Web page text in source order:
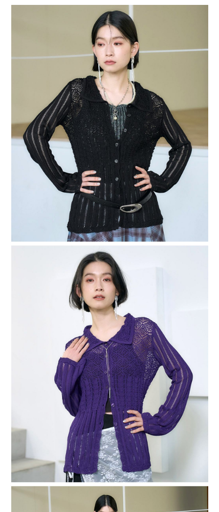
1.分期款項不併入電信帳單，「大哥付你分期」於每月結算日後寄送繳費提
2.透過簡訊連結打開帳單後，可選擇「超商條碼／台灣大直營門市／銀行轉
帳／街口支付／iPASS MONEY」等通路繳費。
1.本服務係由「台灣大哥大股份有限公司」（以下簡稱本公司）所提供，讓
用戶於交易時，得透過本服務購買商品或服務，並由商店將買賣／分期付款
買賣價金債權讓與本公司後，依約使用本公司帳單繳交帳款。
2.基於同意付款使用「大哥付你分期」之契約關係目的，商店將以您的個人
資料（包含姓名、電話或地址）提供予台灣大哥大進項蒐集、處理及利用，
由本公司與您本人進行分期帳單所需資料之確認、核對及更正。
3.完整用戶服務條款，請詳閱以下連結：https://oppay.tw/userRule
３．安心：先確認商品／服務後，再付款。
【「AFTEE先享後付」結帳流程】
１．於結帳方式選擇「AFTEE先享後付」後，將跳轉至「AFTEE先享後付」
結帳頁面，進行簡訊認證並確認金額後，即可完成結帳。
２．訂單成立數日內，您將收到繳費通知簡訊。
３．收到繳費通知簡訊後14天內，點擊此簡訊中的連結，可透過四大超商／
ATM／網路銀行／等多元方式進行付款，方視為交易完成。
※ 請注意：結帳手續完成當下不需立刻繳費，但若您需要取消訂單，請聯絡
購買商品的店家。未經商家同意取消之訂單仍視為有效，需透過AFTEE先享
後付繳納相關費用。
※ 交易是否成功請以「AFTEE先享後付 」之結帳頁面顯示為準，若有關於
是否繳費成功／繳費後需取消欲退款等相關疑問，請聯繫「AFTEE先享後付
客戶支援中心」 https://netprotections.freshdesk.com/support/home
【注意事項】
１．透過由恩沛科技股份有限公司提供之「AFTEE先享後付」服務完成之交
易，需依本服務之必要範圍內提供個人資料，並將交易相關給付款項請求債
權轉讓予恩沛科技股份有限公司。
２．關於個人資料處理事宜，請瀏覽以下網址：
https://aftee.tw/terms/#terms3
３．未成年的使用者請事先徵得法定代理人或監護人之同意方可使用
「AFTEE先享後付」，若未經同意申辦者引起之損失，本公司不負相關責
４．使用「AFTEE先享後付」時，將依據個別帳號之用戶狀況，依本公司即
時審查核予不同之上限額度；若仍有額度不足之情形，本公司將視審查結果
請求用戶進行身份認證。
５．嚴禁一人註冊多個帳號或使用他人資訊註冊。若發現惡意使用之情形，
恩沛科技股份有限公司將有權停止該用戶之使用額度並採取法律行動。
每筆NT$80，滿NT$888(含以上)免運費
每筆NT$80，滿NT$888(含以上)免運費
每筆NT$80，滿NT$1,500(含以上)免運費
每筆NT$80，滿NT$1,500(含以上)免運費
每筆NT$80，滿NT$1,500(含以上)免運費